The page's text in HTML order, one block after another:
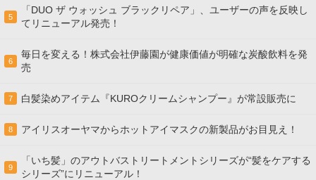
5
「DUO ザ ウォッシュ ブラックリペア」、ユーザーの声を反映し
てリニューアル発売！
6
毎日を変える！株式会社伊藤園が健康価値が明確な炭酸飲料を発
売
7 白髪染めアイテム『KUROクリームシャンプー』が常設販売に
8 アイリスオーヤマからホットアイマスクの新製品がお目見え！
9
「いち髪」のアウトバストリートメントシリーズが“髪をケアする
シリーズ”にリニューアル！